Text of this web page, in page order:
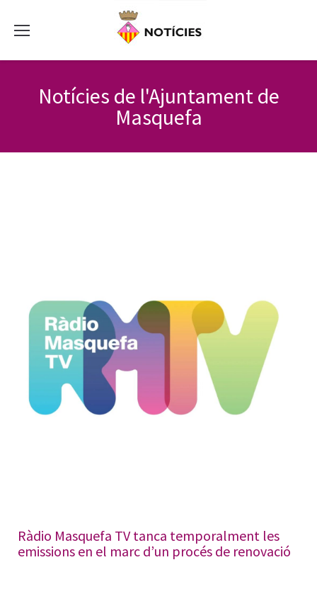
Notícies de l'Ajuntament de
Masquefa
Ràdio Masquefa TV tanca temporalment les
emissions en el marc d’un procés de renovació